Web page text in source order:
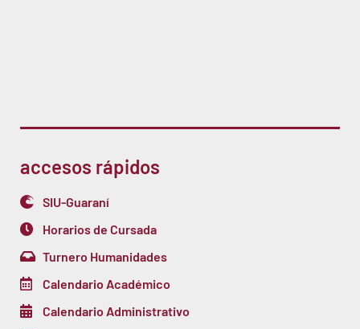
accesos rápidos
SIU-Guaraní
Horarios de Cursada
Turnero Humanidades
Calendario Académico
Calendario Administrativo